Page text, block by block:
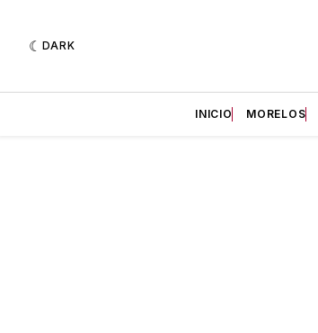
DARK
INICIO MORELOS